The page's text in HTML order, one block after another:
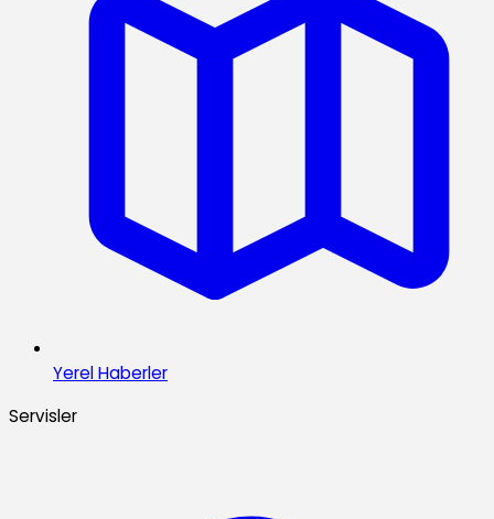
Yerel Haberler
Servisler